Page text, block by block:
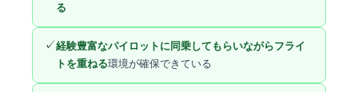
る
✓経験豊富なパイロットに同乗してもらいながらフライ
トを重ねる環境が確保できている